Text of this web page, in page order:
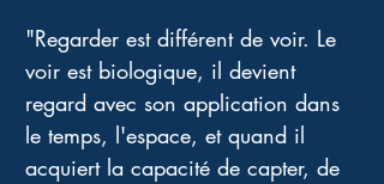
"Regarder est différent de voir. Le
voir est biologique, il devient
regard avec son application dans
le temps, l'espace, et quand il
acquiert la capacité de capter, de